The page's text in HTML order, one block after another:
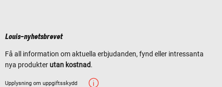
Louis-nyhetsbrevet
Få all information om aktuella erbjudanden, fynd eller intressanta
nya produkter utan kostnad.
Upplysning om uppgiftsskydd